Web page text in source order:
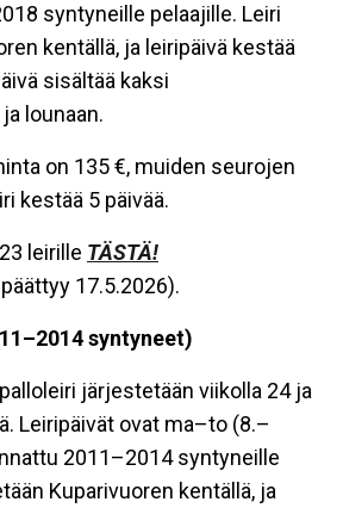
syntyneille pelaajille. Leiri
kentällä, ja leiripäivä kestää
sisältää kaksi
lounaan.
on 135 €, muiden seurojen
kestää 5 päivää.
leirille TÄSTÄ!
17.5.2026).
syntyneet)
järjestetään viikolla 24 ja
Leiripäivät ovat ma–to (8.–
2011–2014 syntyneille
Kuparivuoren kentällä, ja